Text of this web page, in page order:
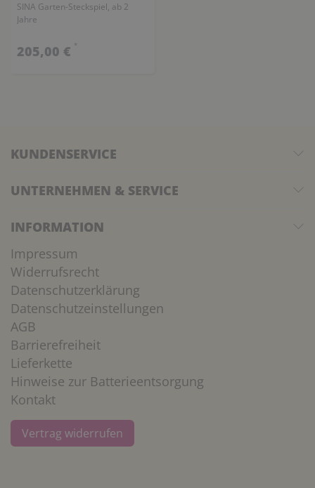
SINA Garten-Steckspiel, ab 2
Jahre
205,00 € *
KUNDENSERVICE
UNTERNEHMEN & SERVICE
INFORMATION
Impressum
Widerrufsrecht
Datenschutzerklärung
Datenschutzeinstellungen
AGB
Barrierefreiheit
Lieferkette
Hinweise zur Batterieentsorgung
Kontakt
Vertrag widerrufen